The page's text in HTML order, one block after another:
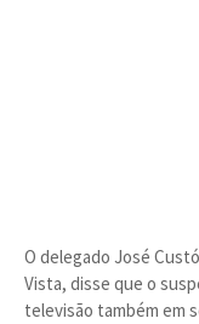
O delegado José
Vista, disse que o
televisão também em